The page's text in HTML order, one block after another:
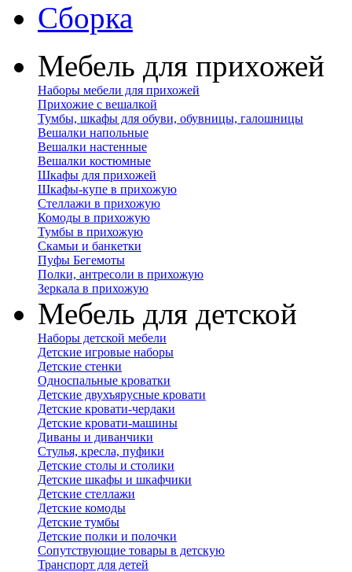
Сборка
Мебель для прихожей
Наборы мебели для прихожей
Прихожие с вешалкой
Тумбы, шкафы для обуви, обувницы, галошницы
Вешалки напольные
Вешалки настенные
Вешалки костюмные
Шкафы для прихожей
Шкафы-купе в прихожую
Стеллажи в прихожую
Комоды в прихожую
Тумбы в прихожую
Скамьи и банкетки
Пуфы Бегемоты
Полки, антресоли в прихожую
Зеркала в прихожую
Мебель для детской
Наборы детской мебели
Детские игровые наборы
Детские стенки
Односпальные кроватки
Детские двухъярусные кровати
Детские кровати-чердаки
Детские кровати-машины
Диваны и диванчики
Стулья, кресла, пуфики
Детские столы и столики
Детские шкафы и шкафчики
Детские стеллажи
Детские комоды
Детские тумбы
Детские полки и полочки
Сопутствующие товары в детскую
Транспорт для детей